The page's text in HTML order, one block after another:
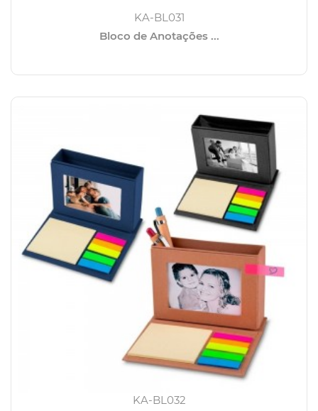
KA-BL031
Bloco de Anotações ...
KA-BL032